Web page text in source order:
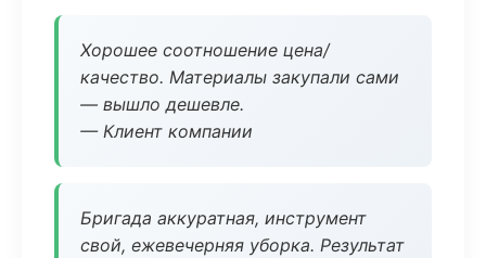
Хорошее соотношение цена/
качество. Материалы закупали сами
— вышло дешевле.
— Клиент компании
Бригада аккуратная, инструмент
свой, ежевечерняя уборка. Результат